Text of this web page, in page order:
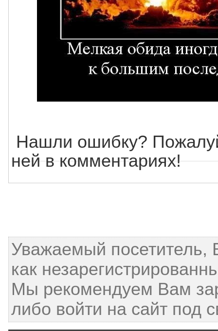
Нашли ошибку?
ней в комментариях!
Уважаемый посетитель,
как
Мы рекомендуем Вам
либо войти на сайт под